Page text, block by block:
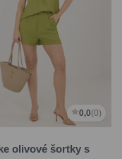
0,0(0)
olivové šortky s